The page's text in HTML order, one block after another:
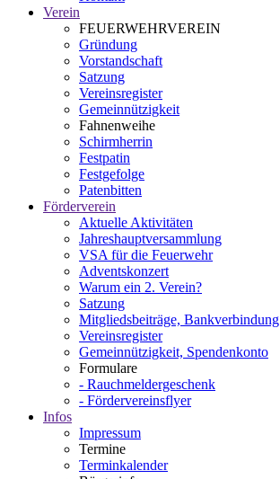
Verein
FEUERWEHRVEREIN
Gründung
Vorstandschaft
Satzung
Vereinsregister
Gemeinnützigkeit
Fahnenweihe
Schirmherrin
Festpatin
Festgefolge
Patenbitten
Förderverein
Aktuelle Aktivitäten
Jahreshauptversammlung
VSA für die Feuerwehr
Adventskonzert
Warum ein 2. Verein?
Satzung
Mitgliedsbeiträge, Bankverbindung
Vereinsregister
Gemeinnützigkeit, Spendenkonto
Formulare
- Rauchmeldergeschenk
- Fördervereinsflyer
Infos
Impressum
Termine
Terminkalender